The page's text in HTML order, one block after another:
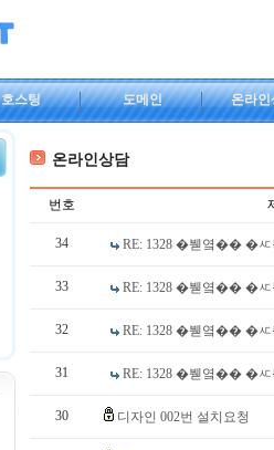
호스팅 도메인 온라인
온라인상담
번호
34 RE: 1328 �붿옄�� �ㅼ
33 RE: 1328 �붿옄�� �ㅼ
32 RE: 1328 �붿옄�� �ㅼ
31 RE: 1328 �붿옄�� �ㅼ
30 디자인 002번 설치요청